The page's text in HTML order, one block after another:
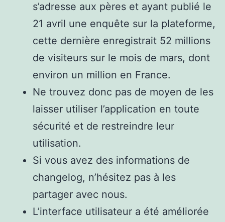
s’adresse aux pères et ayant publié le
21 avril une enquête sur la plateforme,
cette dernière enregistrait 52 millions
de visiteurs sur le mois de mars, dont
environ un million en France.
Ne trouvez donc pas de moyen de les
laisser utiliser l’application en toute
sécurité et de restreindre leur
utilisation.
Si vous avez des informations de
changelog, n’hésitez pas à les
partager avec nous.
L’interface utilisateur a été améliorée